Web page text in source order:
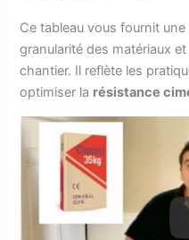
Ce tableau vous fournit
granularité des matériaux
chantier. Il reflète les
optimiser la résistance